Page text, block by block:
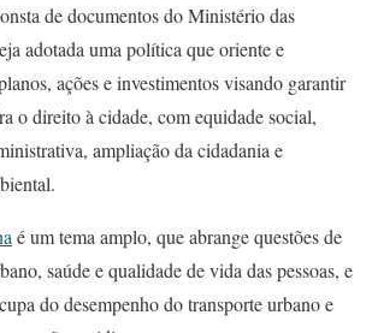
de documentos do Ministério das
adotada uma política que oriente e
ações e investimentos visando garantir
o direito à cidade, com equidade social,
ampliação da cidadania e
é um tema amplo, que abrange questões de
saúde e qualidade de vida das pessoas, e
do desempenho do transporte urbano e